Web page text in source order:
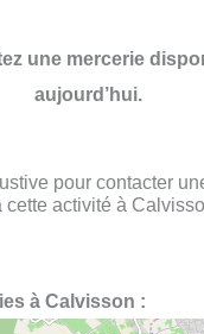
une mercerie
aujourd’hui.
pour contacter
cette activité à
à Calvisson :